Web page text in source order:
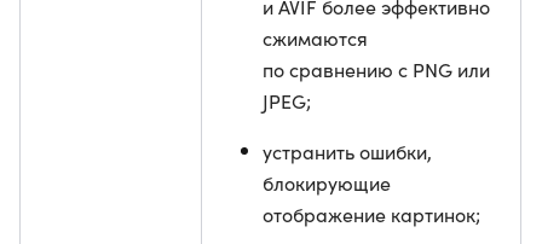
и AVIF более эффективно
сжимаются
по сравнению с PNG или
JPEG;
устранить ошибки,
блокирующие
отображение картинок;